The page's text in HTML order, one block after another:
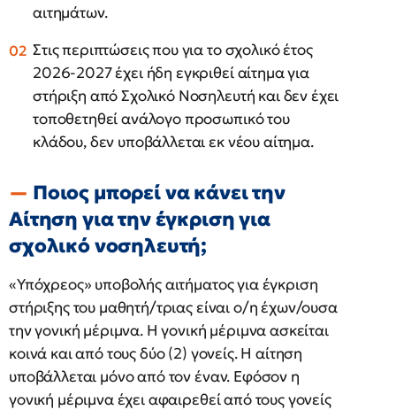
αιτημάτων.
Στις περιπτώσεις που για το σχολικό έτος
2026-2027 έχει ήδη εγκριθεί αίτημα για
στήριξη από Σχολικό Νοσηλευτή και δεν έχει
τοποθετηθεί ανάλογο προσωπικό του
κλάδου, δεν υποβάλλεται εκ νέου αίτημα.
Ποιος μπορεί να κάνει την
Αίτηση για την έγκριση για
σχολικό νοσηλευτή;
«Υπόχρεος» υποβολής αιτήματος για έγκριση
στήριξης του μαθητή/τριας είναι ο/η έχων/ουσα
την γονική μέριμνα. Η γονική μέριμνα ασκείται
κοινά και από τους δύο (2) γονείς. Η αίτηση
υποβάλλεται μόνο από τον έναν. Εφόσον η
γονική μέριμνα έχει αφαιρεθεί από τους γονείς